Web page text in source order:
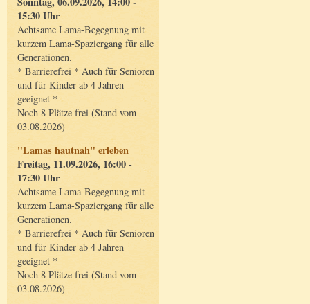
15:30 Uhr
Achtsame Lama-Begegnung mit
kurzem Lama-Spaziergang für alle
Generationen.
* Barrierefrei * Auch für Senioren
und für Kinder ab 4 Jahren
geeignet *
Noch 8 Plätze frei (Stand vom
03.08.2026)
"Lamas hautnah" erleben
Freitag, 11.09.2026, 16:00 -
17:30 Uhr
Achtsame Lama-Begegnung mit
kurzem Lama-Spaziergang für alle
Generationen.
* Barrierefrei * Auch für Senioren
und für Kinder ab 4 Jahren
geeignet *
Noch 8 Plätze frei (Stand vom
03.08.2026)